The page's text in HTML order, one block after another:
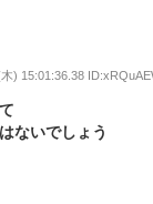
) 15:01:36.38
ないでしょう